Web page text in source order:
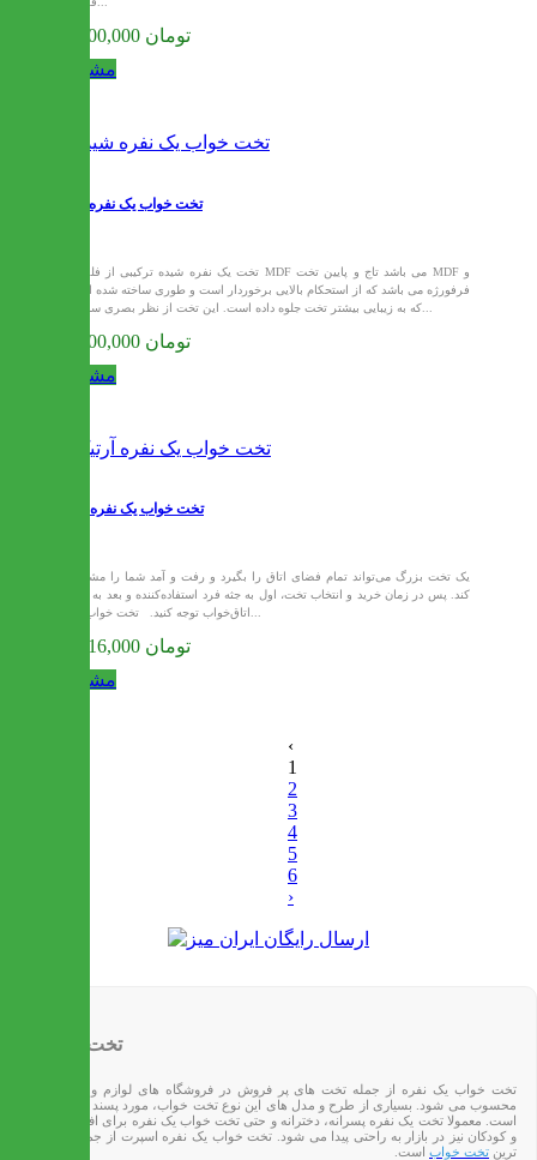
13,000,000 تومان
مشاهده
تخت خواب یک نفره شیده
فرفورژه می باشد که از استحکام بالایی برخوردار است و طوری ساخته شده است
13,200,000 تومان
مشاهده
تخت خواب یک نفره آرتیک
کند. پس در زمان خرید و انتخاب تخت، اول به جثه فرد استفاده‌کننده و بعد به ابعاد
اتاق‌خواب توجه کنید. تخت خواب یک...
13,216,000 تومان
مشاهده
‹
1
2
3
4
5
6
›
تخت یک نفره
تخت خواب یک نفره از جمله تخت های پر فروش در فروشگاه های لوازم و کالای خواب
محسوب می شود. بسیاری از طرح و مدل های این نوع تخت خواب، مورد پسند افراد مختلف
است. معمولا تخت یک نفره پسرانه، دخترانه و حتی تخت خواب یک نفره برای افراد بزرگسال
و کودکان نیز در بازار به راحتی پیدا می شود. تخت خواب یک نفره اسپرت از جمله پر فروش
ترین تخت خواب است.